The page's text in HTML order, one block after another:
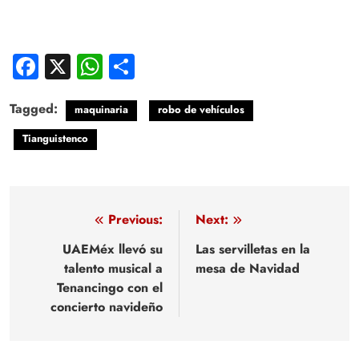
Facebook
X WhatsApp
Tagged: maquinaria
robo de vehículos
Tianguistenco
Navegación
entradas
Previous:
UAEMéx llevó su
talento musical a
Tenancingo con el
concierto navideño
Next:
Las servilletas en la
mesa de Navidad